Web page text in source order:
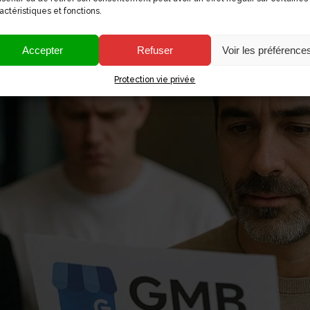
et fonctions.
Accepter Refuser Voir les
Protection vie privée